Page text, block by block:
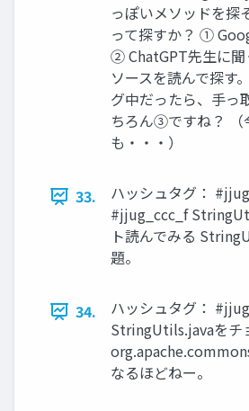
っぽいメソッドを探
って探すか？ ①
② ChatGPT先生に
ソースを読んで探す
グ中だったら、手っ
ちろん③ですね？
も・・・）
33.
ハッシュタグ：
#jjug_ccc_f
ト読んでみる
題。
34.
ハッシュタグ：
StringUtils.javaをチ
なるほどねー。